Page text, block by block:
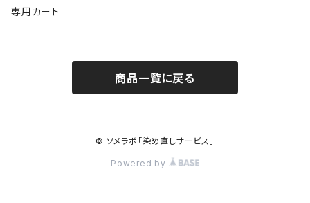
紺染め/Navy
黒染め/Black
その他
濃紺染め/Navy
専用カート
商品一覧に戻る
© ソメラボ「染め直しサービス」
Powered by